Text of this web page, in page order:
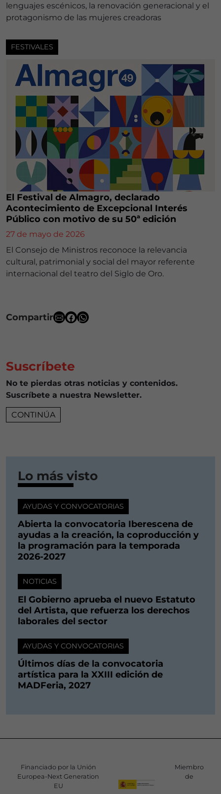
lenguajes escénicos, la renovación generacional y el
protagonismo de las mujeres creadoras
FESTIVALES
El Festival de Almagro, declarado
Acontecimiento de Excepcional Interés
Público con motivo de su 50ª edición
27 de mayo de 2026
El Consejo de Ministros reconoce la relevancia
cultural, patrimonial y social del mayor referente
internacional del teatro del Siglo de Oro.
Compartir
Suscríbete
No te pierdas otras noticias y contenidos.
Suscríbete a nuestra Newsletter.
CONTINÚA
Lo más visto
AYUDAS Y CONVOCATORIAS
Abierta la convocatoria Iberescena de
ayudas a la creación, la coproducción y
la programación para la temporada
2026-2027
NOTICIAS
El Gobierno aprueba el nuevo Estatuto
del Artista, que refuerza los derechos
laborales del sector
AYUDAS Y CONVOCATORIAS
Últimos días de la convocatoria
artística para la XXIII edición de
MADFeria, 2027
Financiado por la Unión
Europea-Next Generation
EU
Miembro
de